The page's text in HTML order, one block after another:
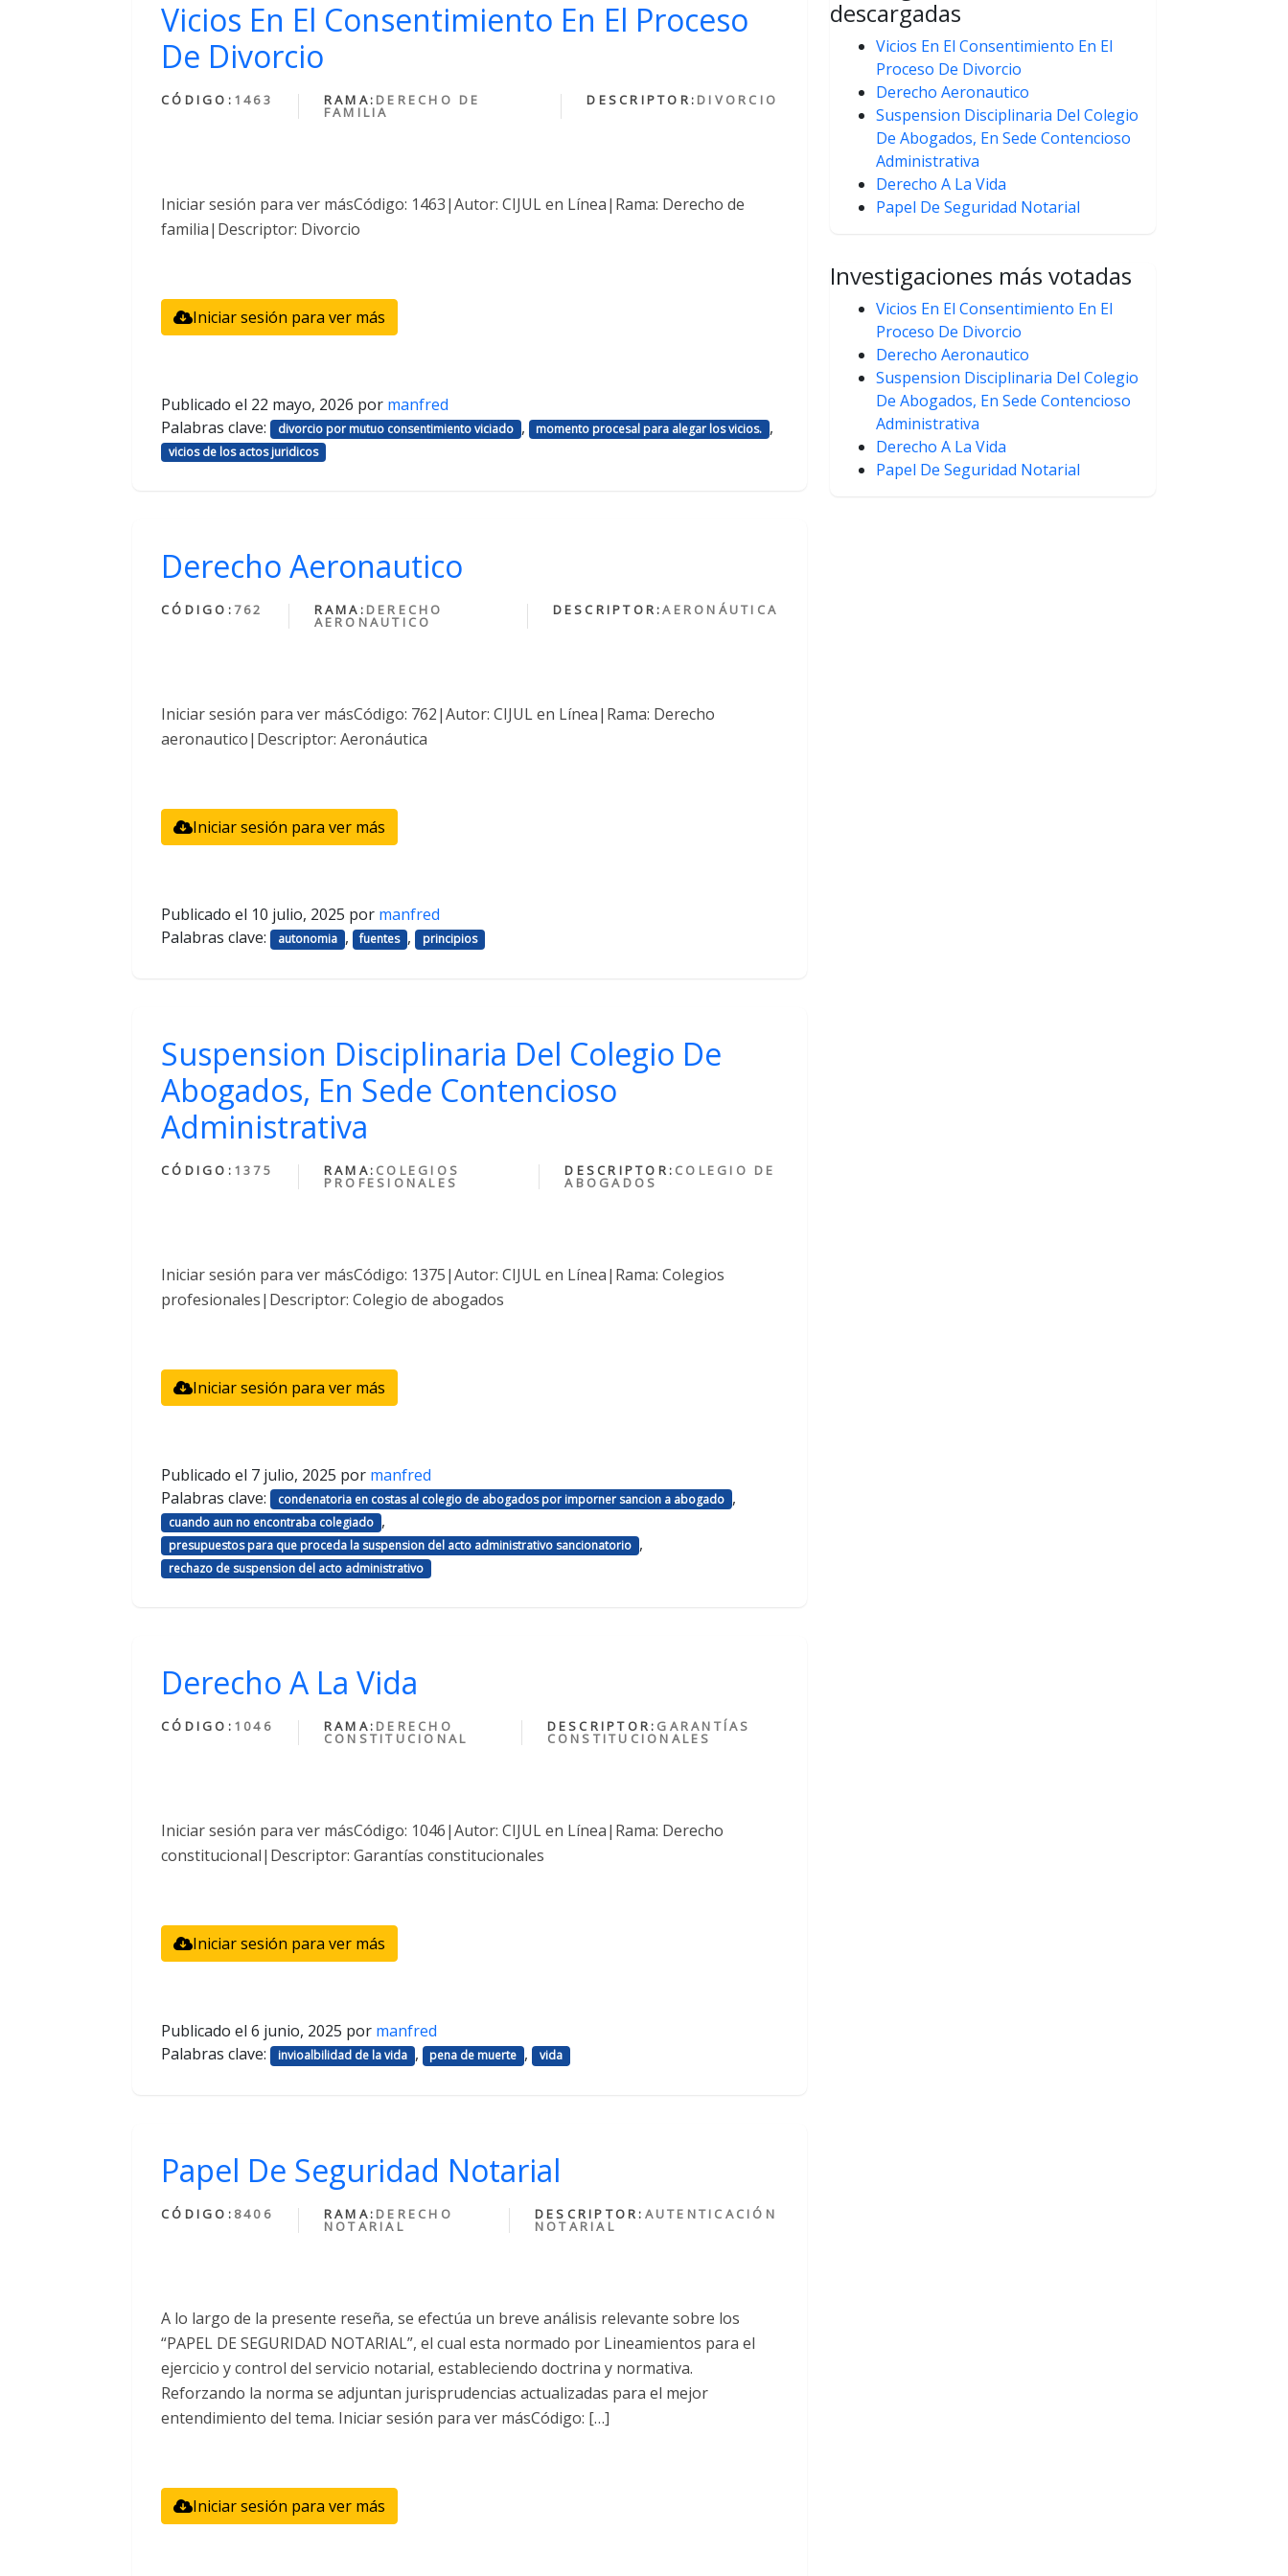
Vicios En El Consentimiento En El Proceso
De Divorcio
CÓDIGO: 1463 RAMA: DERECHO DE
FAMILIA
DESCRIPTOR: DIVORCIO
Iniciar sesión para ver másCódigo: 1463|Autor: CIJUL en Línea|Rama: Derecho de
familia|Descriptor: Divorcio
Iniciar sesión para ver más
Publicado el 22 mayo, 2026 por manfred
Palabras clave:
divorcio por mutuo consentimiento viciado , momento procesal para alegar los vicios. ,
vicios de los actos juridicos
Derecho Aeronautico
CÓDIGO: 762 RAMA: DERECHO
AERONAUTICO
DESCRIPTOR:AERONÁUTICA
Iniciar sesión para ver másCódigo: 762|Autor: CIJUL en Línea|Rama: Derecho
aeronautico|Descriptor: Aeronáutica
Iniciar sesión para ver más
Publicado el 10 julio, 2025 por manfred
Palabras clave:
autonomia , fuentes , principios
Suspension Disciplinaria Del Colegio De
Abogados, En Sede Contencioso
Administrativa
CÓDIGO: 1375 RAMA: COLEGIOS
PROFESIONALES
DESCRIPTOR: COLEGIO DE
ABOGADOS
Iniciar sesión para ver másCódigo: 1375|Autor: CIJUL en Línea|Rama: Colegios
profesionales|Descriptor: Colegio de abogados
Iniciar sesión para ver más
Publicado el 7 julio, 2025 por manfred
Palabras clave:
condenatoria en costas al colegio de abogados por imporner sancion a abogado ,
cuando aun no encontraba colegiado ,
presupuestos para que proceda la suspension del acto administrativo sancionatorio ,
rechazo de suspension del acto administrativo
Derecho A La Vida
CÓDIGO: 1046 RAMA: DERECHO
CONSTITUCIONAL
DESCRIPTOR: GARANTÍAS
CONSTITUCIONALES
Iniciar sesión para ver másCódigo: 1046|Autor: CIJUL en Línea|Rama: Derecho
constitucional|Descriptor: Garantías constitucionales
Iniciar sesión para ver más
Publicado el 6 junio, 2025 por manfred
Palabras clave:
invioalbilidad de la vida , pena de muerte , vida
Papel De Seguridad Notarial
CÓDIGO: 8406 RAMA: DERECHO
NOTARIAL
DESCRIPTOR: AUTENTICACIÓN
NOTARIAL
A lo largo de la presente reseña, se efectúa un breve análisis relevante sobre los
“PAPEL DE SEGURIDAD NOTARIAL”, el cual esta normado por Lineamientos para el
ejercicio y control del servicio notarial, estableciendo doctrina y normativa.
Reforzando la norma se adjuntan jurisprudencias actualizadas para el mejor
entendimiento del tema. Iniciar sesión para ver másCódigo: […]
Iniciar sesión para ver más
descargadas
Vicios En El Consentimiento En El
Proceso De Divorcio
Derecho Aeronautico
Suspension Disciplinaria Del Colegio
De Abogados, En Sede Contencioso
Administrativa
Derecho A La Vida
Papel De Seguridad Notarial
Investigaciones más votadas
Vicios En El Consentimiento En El
Proceso De Divorcio
Derecho Aeronautico
Suspension Disciplinaria Del Colegio
De Abogados, En Sede Contencioso
Administrativa
Derecho A La Vida
Papel De Seguridad Notarial